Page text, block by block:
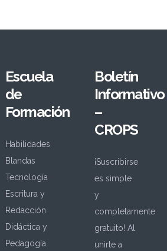
Escuela
de
Formación
Habilidades
Blandas
Tecnología
Escritura y
Redacción
Didáctica y
Pedagogía
Boletín
Informativo
–
CROPS
¡Suscribirse
es simple
y
completamente
gratuito! Al
unirte a